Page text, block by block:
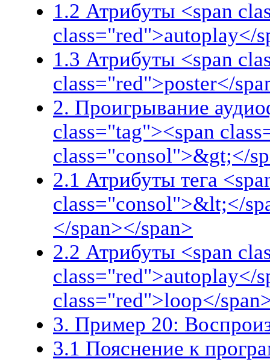
1.2 Атрибуты <span
class="red">autoplay</
1.3 Атрибуты <span
class="red">poster</
2. Проигрывание
class="tag"><span
class="consol">&gt;</
2.1 Атрибуты тега
class="consol">&lt;</
</span></span>
2.2 Атрибуты <span
class="red">autoplay</
class="red">loop</
3. Пример 20:
3.1 Пояснение к